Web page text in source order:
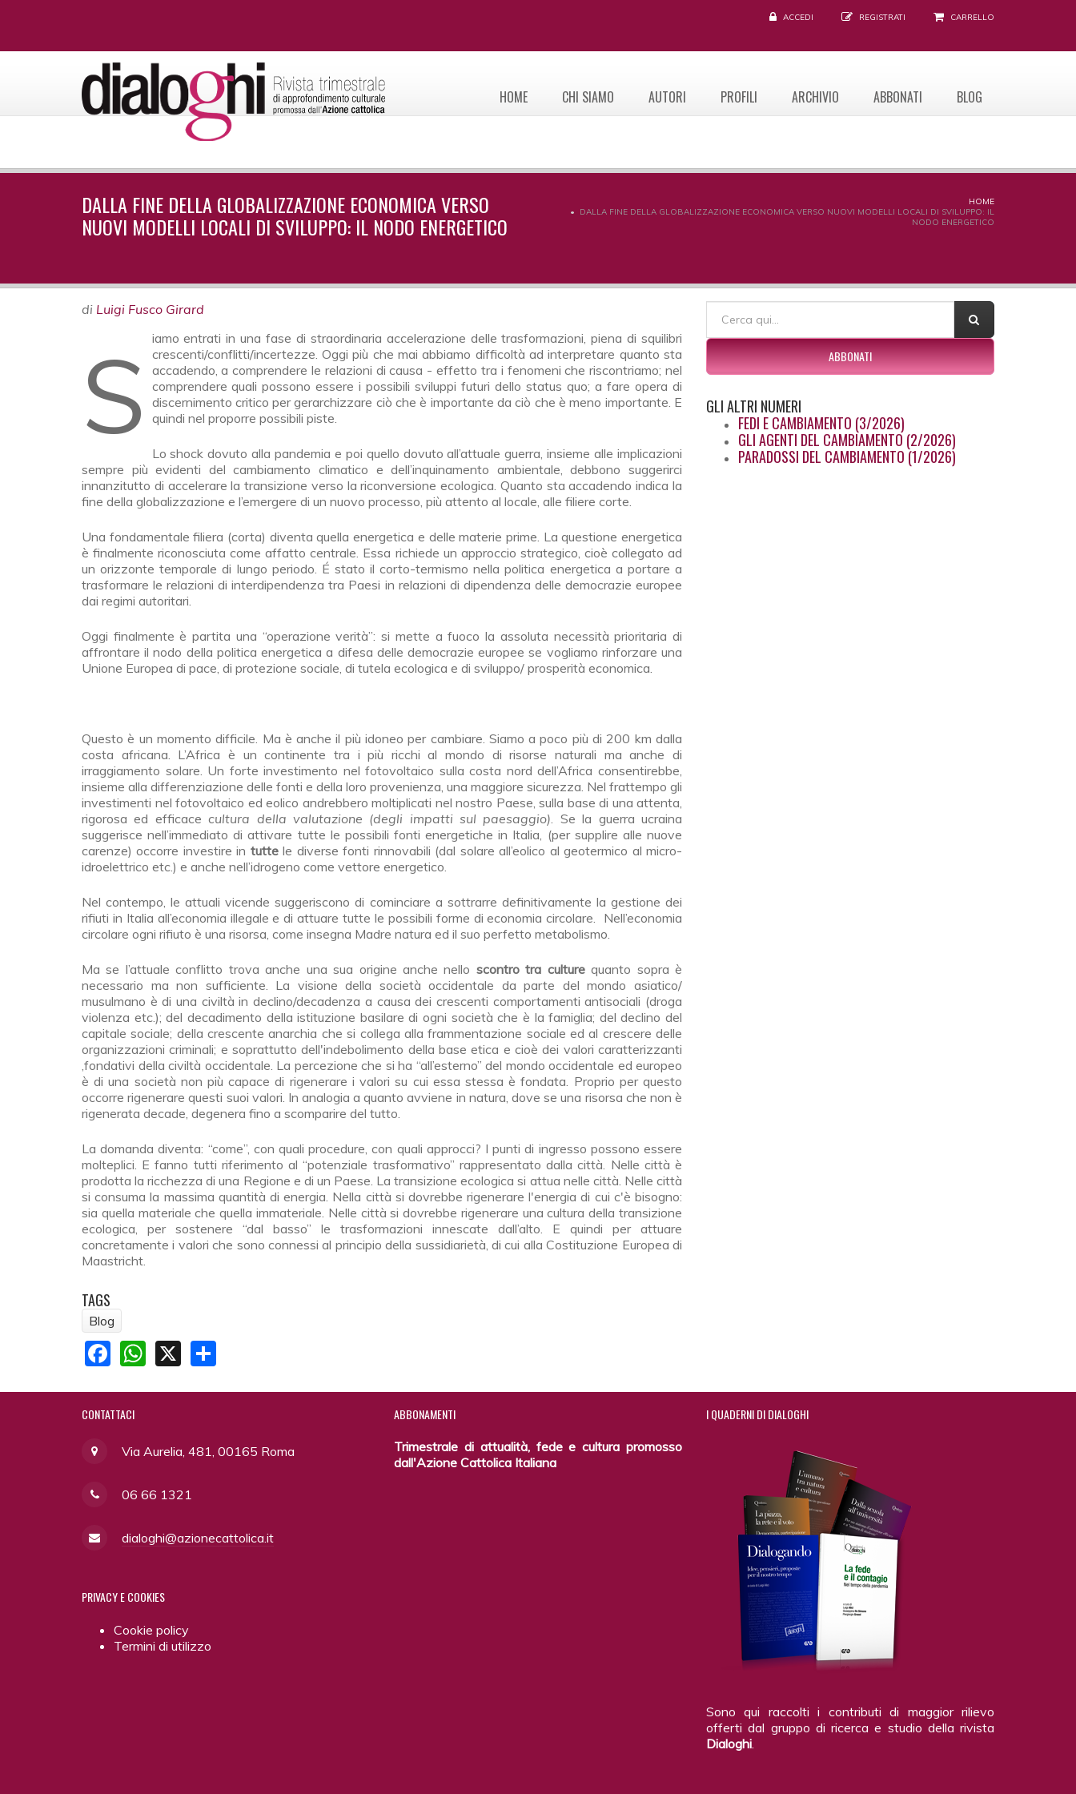
ACCEDI REGISTRATI CARRELLO
HOME CHI SIAMO AUTORI PROFILI ARCHIVIO ABBONATI BLOG
DALLA FINE DELLA GLOBALIZZAZIONE ECONOMICA VERSO
NUOVI MODELLI LOCALI DI SVILUPPO: IL NODO ENERGETICO
HOME
DALLA FINE DELLA GLOBALIZZAZIONE ECONOMICA VERSO NUOVI MODELLI LOCALI DI SVILUPPO: IL
NODO ENERGETICO
di Luigi Fusco Girard
Siamo entrati in una fase di straordinaria accelerazione delle trasformazioni, piena di squilibri
crescenti/conflitti/incertezze. Oggi più che mai abbiamo difficoltà ad interpretare quanto sta
accadendo, a comprendere le relazioni di causa - effetto tra i fenomeni che riscontriamo; nel
comprendere quali possono essere i possibili sviluppi futuri dello status quo; a fare opera di
discernimento critico per gerarchizzare ciò che è importante da ciò che è meno importante. E
quindi nel proporre possibili piste.
Lo shock dovuto alla pandemia e poi quello dovuto all’attuale guerra, insieme alle implicazioni
sempre più evidenti del cambiamento climatico e dell’inquinamento ambientale, debbono suggerirci
innanzitutto di accelerare la transizione verso la riconversione ecologica. Quanto sta accadendo indica la
fine della globalizzazione e l’emergere di un nuovo processo, più attento al locale, alle filiere corte.
Una fondamentale filiera (corta) diventa quella energetica e delle materie prime. La questione energetica
è finalmente riconosciuta come affatto centrale. Essa richiede un approccio strategico, cioè collegato ad
un orizzonte temporale di lungo periodo. É stato il corto-termismo nella politica energetica a portare a
trasformare le relazioni di interdipendenza tra Paesi in relazioni di dipendenza delle democrazie europee
dai regimi autoritari.
Oggi finalmente è partita una “operazione verità”: si mette a fuoco la assoluta necessità prioritaria di
affrontare il nodo della politica energetica a difesa delle democrazie europee se vogliamo rinforzare una
Unione Europea di pace, di protezione sociale, di tutela ecologica e di sviluppo/ prosperità economica.
Questo è un momento difficile. Ma è anche il più idoneo per cambiare. Siamo a poco più di 200 km dalla
costa africana. L’Africa è un continente tra i più ricchi al mondo di risorse naturali ma anche di
irraggiamento solare. Un forte investimento nel fotovoltaico sulla costa nord dell’Africa consentirebbe,
insieme alla differenziazione delle fonti e della loro provenienza, una maggiore sicurezza. Nel frattempo gli
investimenti nel fotovoltaico ed eolico andrebbero moltiplicati nel nostro Paese, sulla base di una attenta,
rigorosa ed efficacecultura della valutazione (degli impatti sul paesaggio). Se la guerra ucraina
suggerisce nell’immediato di attivare tutte le possibili fonti energetiche in Italia, (per supplire alle nuove
carenze) occorre investire in tuttele diverse fonti rinnovabili (dal solare all’eolico al geotermico al micro-
idroelettrico etc.) e anche nell’idrogeno come vettore energetico.
Nel contempo, le attuali vicende suggeriscono di cominciare a sottrarre definitivamente la gestione dei
rifiuti in Italia all’economia illegale e di attuare tutte le possibili forme di economia circolare. Nell’economia
circolare ogni rifiuto è una risorsa, come insegna Madre natura ed il suo perfetto metabolismo.
Ma se l’attuale conflitto trova anche una sua origine anche nello scontro tra culturequanto sopra è
necessario ma non sufficiente. La visione della società occidentale da parte del mondo asiatico/
musulmano è di una civiltà in declino/decadenza a causa dei crescenti comportamenti antisociali (droga
violenza etc.); del decadimento della istituzione basilare di ogni società che è la famiglia; del declino del
capitale sociale; della crescente anarchia che si collega alla frammentazione sociale ed al crescere delle
organizzazioni criminali; e soprattutto dell'indebolimento della base etica e cioè dei valori caratterizzanti
,fondativi della civiltà occidentale. La percezione che si ha “all’esterno” del mondo occidentale ed europeo
è di una società non più capace di rigenerare i valori su cui essa stessa è fondata. Proprio per questo
occorre rigenerare questi suoi valori. In analogia a quanto avviene in natura, dove se una risorsa che non è
rigenerata decade, degenera fino a scomparire del tutto.
La domanda diventa: “come”, con quali procedure, con quali approcci? I punti di ingresso possono essere
molteplici. E fanno tutti riferimento al “potenziale trasformativo” rappresentato dalla città. Nelle città è
prodotta la ricchezza di una Regione e di un Paese. La transizione ecologica si attua nelle città. Nelle città
si consuma la massima quantità di energia. Nella città si dovrebbe rigenerare l'energia di cui c'è bisogno:
sia quella materiale che quella immateriale. Nelle città si dovrebbe rigenerare una cultura della transizione
ecologica, per sostenere “dal basso” le trasformazioni innescate dall’alto. E quindi per attuare
concretamente i valori che sono connessi al principio della sussidiarietà, di cui alla Costituzione Europea di
Maastricht.
TAGS
Blog
Facebook
WhatsApp
X
FORM DI RICERCA
ABBONATI
GLIALTRI NUMERI
FEDI E CAMBIAMENTO (3/2026)
GLI AGENTI DEL CAMBIAMENTO (2/2026)
PARADOSSI DEL CAMBIAMENTO (1/2026)
CONTATTACI
Via Aurelia, 481, 00165 Roma
06 66 1321
dialoghi@azionecattolica.it
PRIVACYE COOKIES
Cookie policy
Termini di utilizzo
ABBONAMENTI
Trimestrale di attualità, fede e cultura promosso
dall'Azione Cattolica Italiana
IQUADERNI DI DIALOGHI
Sono qui raccolti i contributi di maggior rilievo
offerti dal gruppo di ricerca e studio della rivista
Dialoghi.